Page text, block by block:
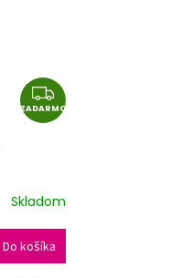
Z
A
M
O
ZADARMO
Skladom
Do košíka